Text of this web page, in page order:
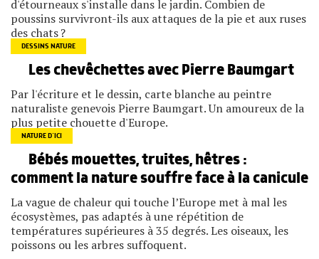
d'étourneaux s'installe dans le jardin. Combien de
poussins survivront-ils aux attaques de la pie et aux ruses
des chats ?
DESSINS NATURE
Les chevêchettes avec Pierre Baumgart
Par l'écriture et le dessin, carte blanche au peintre
naturaliste genevois Pierre Baumgart. Un amoureux de la
plus petite chouette d'Europe.
NATURE D’ICI
Bébés mouettes, truites, hêtres :
comment la nature souffre face à la canicule
La vague de chaleur qui touche l’Europe met à mal les
écosystèmes, pas adaptés à une répétition de
températures supérieures à 35 degrés. Les oiseaux, les
poissons ou les arbres suffoquent.